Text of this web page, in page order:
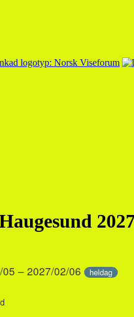
05 – 2027/02/06 heldag